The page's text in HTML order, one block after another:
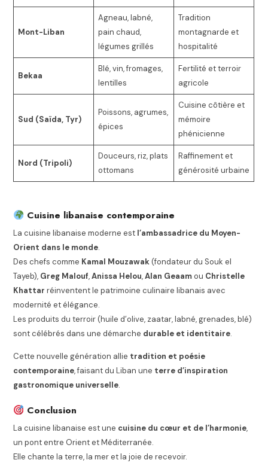
Mont-Liban
Agneau, labné,
pain chaud,
légumes grillés
Tradition
montagnarde et
hospitalité
Bekaa
Blé, vin, fromages,
lentilles
Fertilité et terroir
agricole
Sud (Saïda, Tyr)
Poissons, agrumes,
épices
Cuisine côtière et
mémoire
phénicienne
Nord (Tripoli)
Douceurs, riz, plats
ottomans
Raffinement et
générosité urbaine
Cuisine libanaise contemporaine
La cuisine libanaise moderne est l’ambassadrice du Moyen-
Orient dans le monde.
Des chefs comme Kamal Mouzawak(fondateur du Souk el
Tayeb), Greg Malouf,Anissa Helou,Alan Geaamou Christelle
Khattar réinventent le patrimoine culinaire libanais avec
modernité et élégance.
Les produits du terroir (huile d’olive, zaatar, labné, grenades, blé)
sont célébrés dans une démarche durable et identitaire.
Cette nouvelle génération allie tradition et poésie
contemporaine, faisant du Liban une terre d’inspiration
gastronomique universelle.
Conclusion
La cuisine libanaise est une cuisine du cœur et de l’harmonie,
un pont entre Orient et Méditerranée.
Elle chante la terre, la mer et la joie de recevoir.